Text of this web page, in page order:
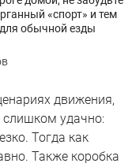
«спорт» и тем
обычной езды
движения,
слишком удачно:
Тогда как
Также коробка